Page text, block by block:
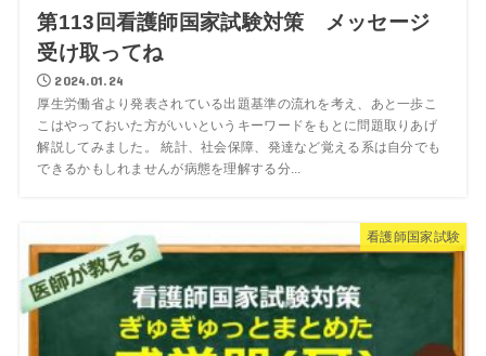
第113回看護師国家試験対策 メッセージ
受け取ってね
2024.01.24
厚生労働省より発表されている出題基準の流れを考え、あと一歩こ
こはやっておいた方がいいというキーワードをもとに問題取りあげ
解説してみました。 統計、社会保障、発達など覚える系は自分でも
できるかもしれませんが病態を理解する分...
看護師国家試験